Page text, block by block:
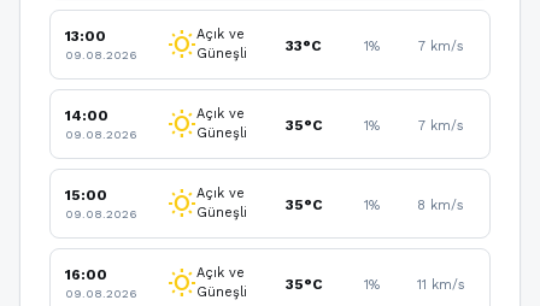
13:00
09.08.2026 wb_sunnyAçık ve
Güneşli
33°C 1% 7 km/s
14:00
09.08.2026 wb_sunnyAçık ve
Güneşli
35°C 1% 7 km/s
15:00
09.08.2026 wb_sunnyAçık ve
Güneşli
35°C 1% 8 km/s
16:00
09.08.2026 wb_sunnyAçık ve
Güneşli
35°C 1% 11 km/s